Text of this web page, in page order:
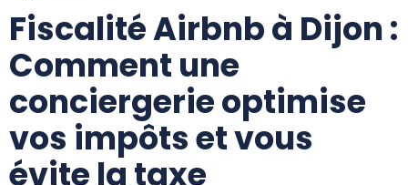
Fiscalité Airbnb à Dijon :
Comment une
conciergerie optimise
vos impôts et vous
évite la taxe